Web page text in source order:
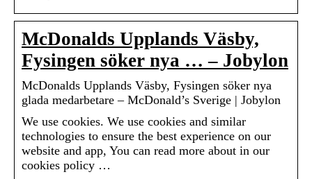
McDonalds Upplands Väsby,
Fysingen söker nya … – Jobylon
McDonalds Upplands Väsby, Fysingen söker nya
glada medarbetare – McDonald’s Sverige | Jobylon
We use cookies. We use cookies and similar
technologies to ensure the best experience on our
website and app, You can read more about in our
cookies policy …